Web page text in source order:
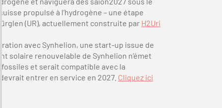
propulsé à l’hydrogène – une étape
(UR), actuellement construite par H2Uri
avec Synhelion, une start-up issue de
solaire renouvelable de Synhelion n’émet
et serait compatible avec la
entrer en service en 2027. Cliquez ici